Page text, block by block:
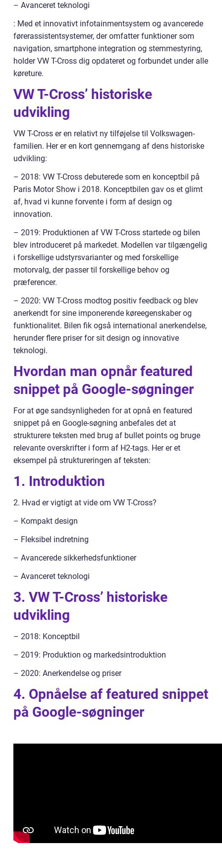
– Avanceret teknologi
: Med et innovativt infotainmentsystem og avancerede
førerassistentsystemer, der omfatter funktioner som
navigation, smartphone integration og stemmestyring,
holder VW T-Cross dig opdateret og forbundet under alle
køreture.
VW T-Cross’ historiske
udvikling
VW T-Cross er en relativt ny tilføjelse til Volkswagen-
familien. Her er en kort gennemgang af dens historiske
udvikling:
– 2018: VW T-Cross debuterede som en konceptbil på
Paris Motor Show i 2018. Konceptbilen gav os et glimt
af, hvad vi kunne forvente i form af design og
innovation.
– 2019: Produktionen af VW T-Cross startede og bilen
blev introduceret på markedet. Modellen var tilgængelig
i forskellige udstyrsvarianter og med forskellige
motorvalg, der passer til forskellige behov og
præferencer.
– 2020: VW T-Cross modtog positiv feedback og blev
anerkendt for sine imponerende køreegenskaber og
funktionalitet. Bilen fik også international anerkendelse,
herunder flere priser for sit design og innovative
teknologi.
Hvordan man opnår featured
snippet på Google-søgninger
For at øge sandsynligheden for at opnå en featured
snippet på en Google-søgning anbefales det at
strukturere teksten med brug af bullet points og bruge
relevante overskrifter i form af H2-tags. Her er et
eksempel på struktureringen af teksten:
1. Introduktion
2. Hvad er vigtigt at vide om VW T-Cross?
– Kompakt design
– Fleksibel indretning
– Avancerede sikkerhedsfunktioner
– Avanceret teknologi
3. VW T-Cross’ historiske
udvikling
– 2018: Konceptbil
– 2019: Produktion og markedsintroduktion
– 2020: Anerkendelse og priser
4. Opnåelse af featured snippet
på Google-søgninger